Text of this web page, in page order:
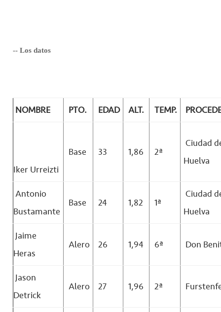
-- Los datos
NOMBRE PTO. EDAD ALT. TEMP.
Iker Urreizti
Base 33 1,86 2ª
Ciudad
Huelva
Antonio
Bustamante
Base 24 1,82 1ª
Ciudad
Huelva
Jaime
Heras
Alero 26 1,94 6ª Don
Jason
Detrick
Alero 27 1,96 2ª